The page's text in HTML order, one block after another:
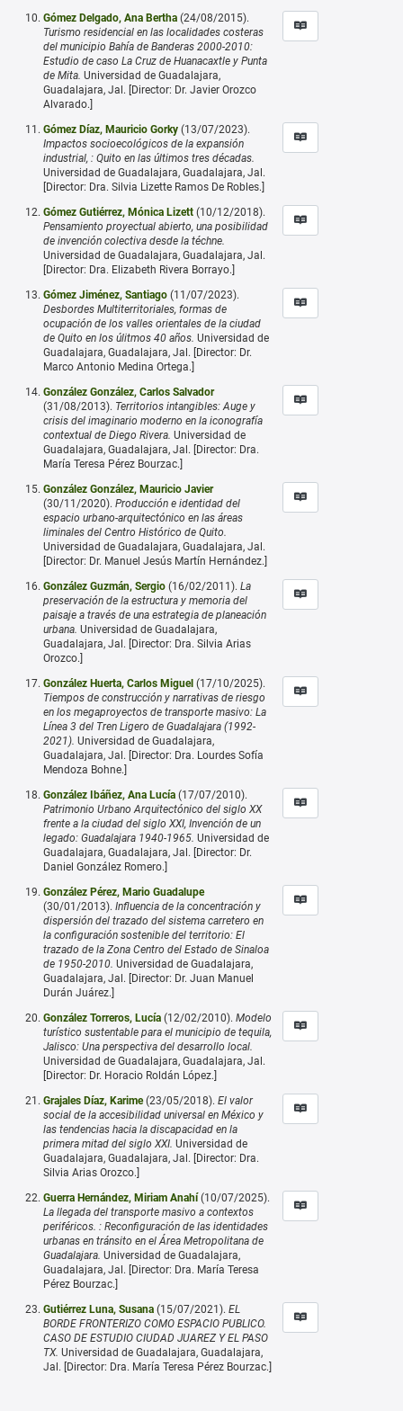
Gómez Delgado, Ana Bertha (24/08/2015).
Turismo residencial en las localidades costeras
del municipio Bahía de Banderas 2000-2010:
Estudio de caso La Cruz de Huanacaxtle y Punta
de Mita. Universidad de Guadalajara,
Guadalajara, Jal. [Director: Dr. Javier Orozco
Alvarado.]
Gómez Díaz, Mauricio Gorky (13/07/2023).
Impactos socioecológicos de la expansión
industrial, : Quito en las últimos tres décadas.
Universidad de Guadalajara, Guadalajara, Jal.
[Director: Dra. Silvia Lizette Ramos De Robles.]
Gómez Gutiérrez, Mónica Lizett (10/12/2018).
Pensamiento proyectual abierto, una posibilidad
de invención colectiva desde la téchne.
Universidad de Guadalajara, Guadalajara, Jal.
[Director: Dra. Elizabeth Rivera Borrayo.]
Gómez Jiménez, Santiago (11/07/2023).
Desbordes Multiterritoriales, formas de
ocupación de los valles orientales de la ciudad
de Quito en los úlitmos 40 años. Universidad de
Guadalajara, Guadalajara, Jal. [Director: Dr.
Marco Antonio Medina Ortega.]
González González, Carlos Salvador
(31/08/2013). Territorios intangibles: Auge y
crisis del imaginario moderno en la iconografía
contextual de Diego Rivera. Universidad de
Guadalajara, Guadalajara, Jal. [Director: Dra.
María Teresa Pérez Bourzac.]
González González, Mauricio Javier
(30/11/2020). Producción e identidad del
espacio urbano-arquitectónico en las áreas
liminales del Centro Histórico de Quito.
Universidad de Guadalajara, Guadalajara, Jal.
[Director: Dr. Manuel Jesús Martín Hernández.]
González Guzmán, Sergio (16/02/2011). La
preservación de la estructura y memoria del
paisaje a través de una estrategia de planeación
urbana. Universidad de Guadalajara,
Guadalajara, Jal. [Director: Dra. Silvia Arias
Orozco.]
González Huerta, Carlos Miguel (17/10/2025).
Tiempos de construcción y narrativas de riesgo
en los megaproyectos de transporte masivo: La
Línea 3 del Tren Ligero de Guadalajara (1992-
2021). Universidad de Guadalajara,
Guadalajara, Jal. [Director: Dra. Lourdes Sofía
Mendoza Bohne.]
González Ibáñez, Ana Lucía (17/07/2010).
Patrimonio Urbano Arquitectónico del siglo XX
frente a la ciudad del siglo XXI, Invención de un
legado: Guadalajara 1940-1965. Universidad de
Guadalajara, Guadalajara, Jal. [Director: Dr.
Daniel González Romero.]
González Pérez, Mario Guadalupe
(30/01/2013). Influencia de la concentración y
dispersión del trazado del sistema carretero en
la configuración sostenible del territorio: El
trazado de la Zona Centro del Estado de Sinaloa
de 1950-2010. Universidad de Guadalajara,
Guadalajara, Jal. [Director: Dr. Juan Manuel
Durán Juárez.]
González Torreros, Lucía (12/02/2010). Modelo
turístico sustentable para el municipio de tequila,
Jalisco: Una perspectiva del desarrollo local.
Universidad de Guadalajara, Guadalajara, Jal.
[Director: Dr. Horacio Roldán López.]
Grajales Díaz, Karime (23/05/2018). El valor
social de la accesibilidad universal en México y
las tendencias hacia la discapacidad en la
primera mitad del siglo XXI. Universidad de
Guadalajara, Guadalajara, Jal. [Director: Dra.
Silvia Arias Orozco.]
Guerra Hernández, Miriam Anahí (10/07/2025).
La llegada del transporte masivo a contextos
periféricos. : Reconfiguración de las identidades
urbanas en tránsito en el Área Metropolitana de
Guadalajara. Universidad de Guadalajara,
Guadalajara, Jal. [Director: Dra. María Teresa
Pérez Bourzac.]
Gutiérrez Luna, Susana (15/07/2021). EL
BORDE FRONTERIZO COMO ESPACIO PUBLICO.
CASO DE ESTUDIO CIUDAD JUAREZ Y EL PASO
TX. Universidad de Guadalajara, Guadalajara,
Jal. [Director: Dra. María Teresa Pérez Bourzac.]